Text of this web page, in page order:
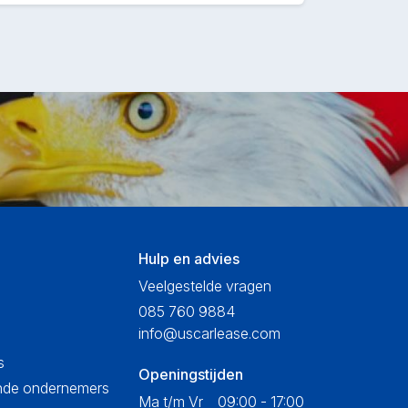
ondernemers
Hulp en advies
Veelgestelde vragen
085 760 9884
info@uscarlease.com
Openingstijden
Ma t/m Vr
09:00 - 17:00